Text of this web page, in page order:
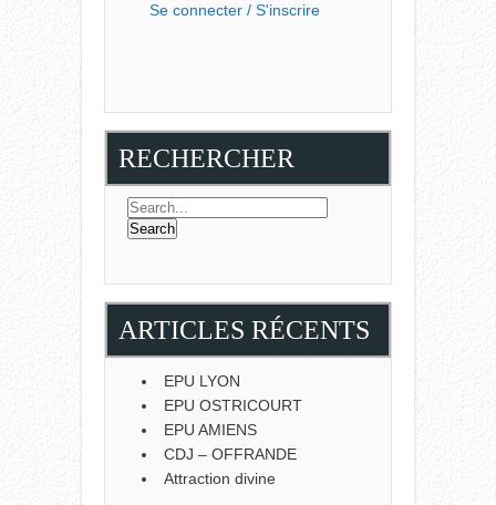
Se connecter / S'inscrire
RECHERCHER
ARTICLES RÉCENTS
EPU LYON
EPU OSTRICOURT
EPU AMIENS
CDJ – OFFRANDE
Attraction divine